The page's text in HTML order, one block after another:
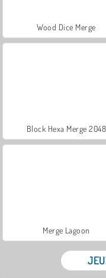
Wood Dice Merge
Block Hexa Merge 2048
Merge Lagoon